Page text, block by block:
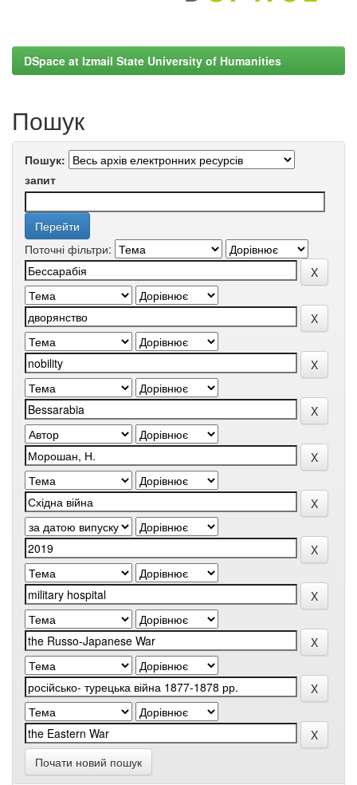
DSpace at Izmail State University of Humanities
Пошук
Пошук:
запит
Поточні фільтри:
Почати новий пошук